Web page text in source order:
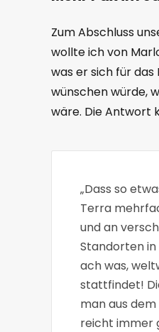
Zum Abschluss
wollte ich von
was er sich für das
wünschen würde,
wäre. Die Antwort
„Dass so
Terra
und an
Standorten
ach was,
stattfindet!
man aus dem
reicht immer